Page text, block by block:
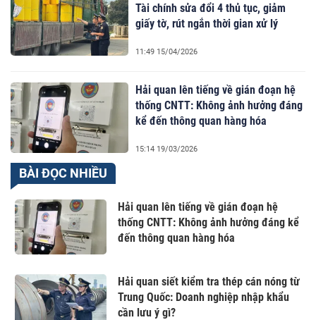
Tài chính sửa đổi 4 thủ tục, giảm
giấy tờ, rút ngắn thời gian xử lý
11:49 15/04/2026
Hải quan lên tiếng về gián đoạn hệ
thống CNTT: Không ảnh hưởng đáng
kể đến thông quan hàng hóa
15:14 19/03/2026
BÀI ĐỌC NHIỀU
Hải quan lên tiếng về gián đoạn hệ
thống CNTT: Không ảnh hưởng đáng kể
đến thông quan hàng hóa
Hải quan siết kiểm tra thép cán nóng từ
Trung Quốc: Doanh nghiệp nhập khẩu
cần lưu ý gì?